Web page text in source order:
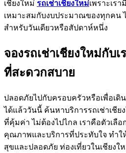
เชียงใหม่ รถเช่าเชียงใหม่เพราะเร
เหมาะสมกับงบประมาณของทุกคน
สำหรับวันเดียวหรือสัปดาห์หนึ่ง
จองรถเช่าเชียงใหม่กับเ
ที่สะดวกสบาย
ปลอดภัยไปกับครอบครัวหรือเพื่อเดิ
ได้แล้ววันนี้ ค้นหาบริการรถเช่าเชี
ที่คุ้มค่า ไม่ต้องไปไกล เราคือตัวเลื
คุณภาพและบริการที่ประทับใจ ทำใ
สุขและปลอดภัย ท่องเที่ยวในเชียง